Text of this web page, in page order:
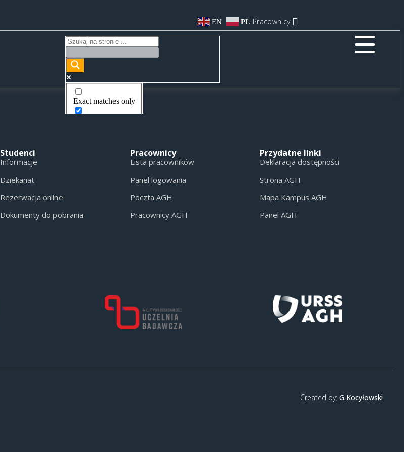
EN PL Pracownicy
Exact matches only
Studenci
Informacje
Dziekanat
Rezerwacja online
Dokumenty do pobrania
Pracownicy
Lista pracowników
Panel logowania
Poczta AGH
Pracownicy AGH
Przydatne linki
Deklaracja dostępności
Strona AGH
Mapa Kampus AGH
Panel AGH
Created by: G.Kocyłowski